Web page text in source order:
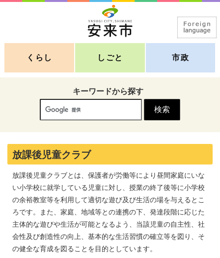
くらし しごと 市政
キーワードから探す
放課後児童クラブ
放課後児童クラブとは、保護者が労働等により昼間家庭にいな
い小学校に就学している児童に対し、授業の終了後等に小学校
の余裕教室等を利用して適切な遊び及び生活の場を与えるとこ
ろです。また、家庭、地域等との連携の下、発達段階に応じた
主体的な遊びや生活が可能となるよう、当該児童の自主性、社
会性及び創造性の向上、基本的な生活習慣の確立等を図り、そ
の健全な育成を図ることを目的としています。